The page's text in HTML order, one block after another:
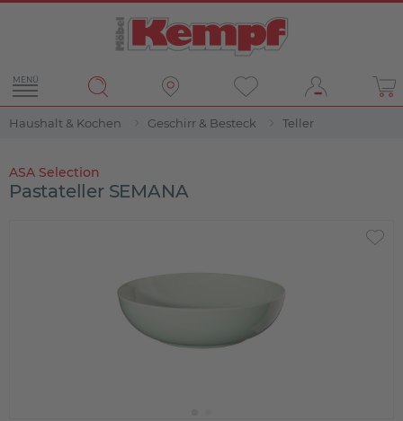
MENÜ
Haushalt & Kochen Geschirr & Besteck Teller
ASA Selection
Pastateller SEMANA